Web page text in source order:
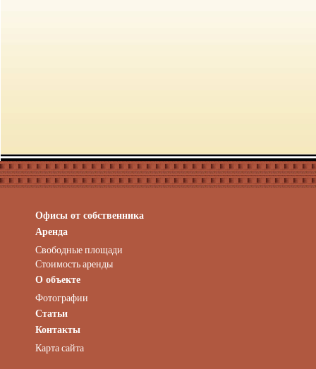
Офисы от собственника
Аренда нежилых помещений
Аренда помещений от собственника
Офисы у метро
Офисы в Адмиралтейском районе
Помещения с отдельным входом
Небольшие офисы
Аренда офиса около метро
Снять помещение у метро
Аренда помещений район Адмиралтейский
Аренда
Свободные площади
Стоимость аренды
О объекте
Фотографии
Статьи
Контакты
Карта сайта